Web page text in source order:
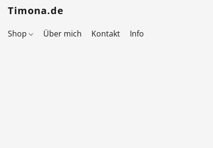
Timona.de
Shop Über mich Kontakt Info